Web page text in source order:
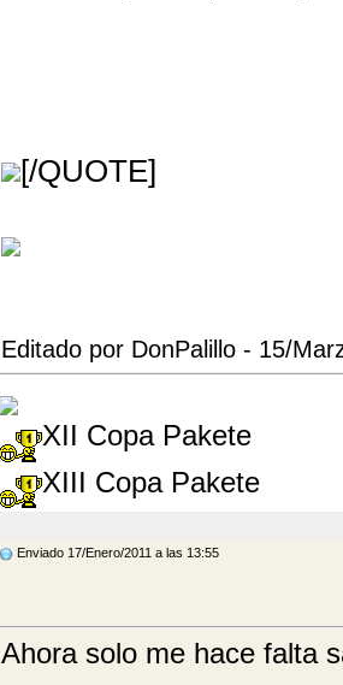
[/QUOTE]
Editado por DonPalillo - 15/
XII Copa Pakete
XIII Copa Pakete
Enviado 17/Enero/2011 a las 13:55
Ahora solo me hace falta